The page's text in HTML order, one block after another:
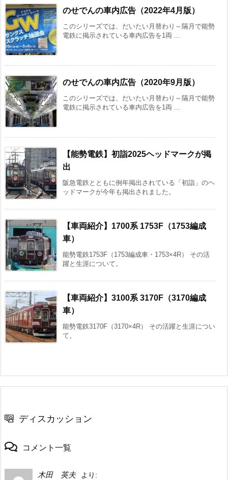
のせでんの車内広告（2022年4月版）
このシリーズでは、だいたい月替わり～隔月で能勢
電鉄に掲示されている車内広告を1両 ...
のせでんの車内広告（2020年9月版）
このシリーズでは、だいたい月替わり～隔月で能勢
電鉄に掲示されている車内広告を1両 ...
【能勢電鉄】初詣2025ヘッドマークが掲
出
阪急電鉄とともに例年掲出されている「初詣」のヘ
ッドマークが今年も掲出されました。
【車両紹介】1700系 1753F（1753編成
車）
能勢電鉄1753F（1753編成車・1753×4R） その活
躍と生涯について。
【車両紹介】3100系 3170F（3170編成
車）
能勢電鉄3170F（3170×4R） その活躍と生涯につい
て。
ディスカッション
コメント一覧
木田 英夫
より: